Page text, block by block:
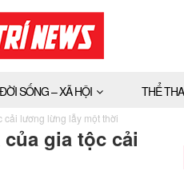
ĐỜI SỐNG – XÃ HỘI THỂ
cải lương lừng lẫy một thời
gia tộc cải